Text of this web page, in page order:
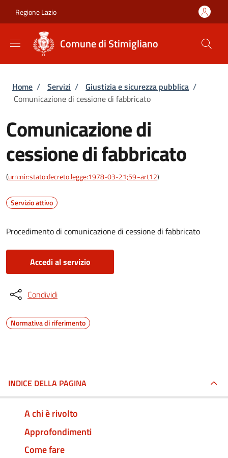
Regione Lazio
Comune di Stimigliano
Briciole di pane
Home / Servizi / Giustizia e sicurezza pubblica /
Comunicazione di cessione di fabbricato
Comunicazione di
cessione di fabbricato
(urn:nir:stato:decreto.legge:1978-03-21;59~art12)
Servizio attivo
Procedimento di comunicazione di cessione di fabbricato
Accedi al servizio
Condividi
Normativa di riferimento
INDICE DELLA PAGINA
A chi è rivolto
Approfondimenti
Come fare